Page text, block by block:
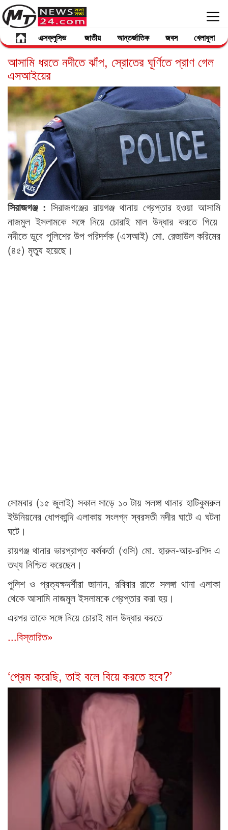
এক্সক্লুসিভ জাতীয় আন্তর্জাতিক জবস খেলাধুলা
আসামি ধরতে নদীতে ঝাঁপ, স্রোতের ঘূর্ণিতে প্রাণ গেল
এসআইয়ের
সিরাজগঞ্জ : সিরাজগঞ্জের রায়গঞ্জ থানায় গ্রেপ্তার হওয়া আসামি
নাজমুল ইসলামকে সঙ্গে নিয়ে চোরাই মাল উদ্ধার করতে গিয়ে
নদীতে ডুবে পুলিশের উপ পরিদর্শক (এসআই) মো. রেজাউল করিমের
(৪৫) মৃত্যু হয়েছে।
সোমবার (১৫ জুলাই) সকাল সাড়ে ১০ টায় সলঙ্গা থানার হাটিকুমরুল
ইউনিয়নের ধোপকান্দি এলাকায় সংলগ্ন স্বরসতী নদীর ঘাটে এ ঘটনা
ঘটে।
রায়গঞ্জ থানার ভারপ্রাপ্ত কর্মকর্তা (ওসি) মো. হারুন-আর-রশিদ এ
তথ্য নিশ্চিত করেছেন।
পুলিশ ও প্রত্যক্ষদর্শীরা জানান, রবিবার রাতে সলঙ্গা থানা এলাকা
থেকে আসামি নাজমুল ইসলামকে গ্রেপ্তার করা হয়।
এরপর তাকে সঙ্গে নিয়ে চোরাই মাল উদ্ধার করতে
...বিস্তারিত»
‘প্রেম করেছি, তাই বলে বিয়ে করতে হবে?’